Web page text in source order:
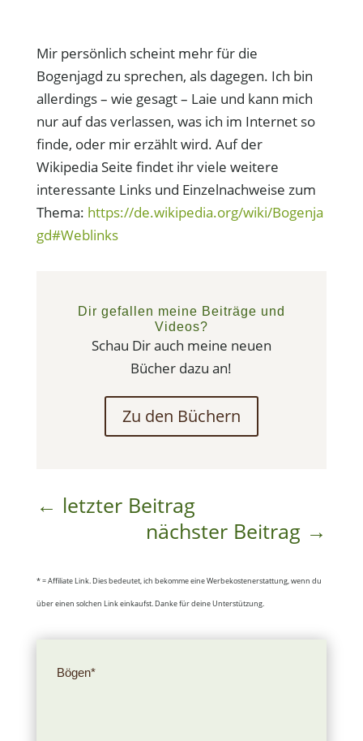
Mir persönlich scheint mehr für die
Bogenjagd zu sprechen, als dagegen. Ich bin
allerdings – wie gesagt – Laie und kann mich
nur auf das verlassen, was ich im Internet so
finde, oder mir erzählt wird. Auf der
Wikipedia Seite findet ihr viele weitere
interessante Links und Einzelnachweise zum
Thema: https://de.wikipedia.org/wiki/Bogenja
gd#Weblinks
Dir gefallen meine Beiträge und
Videos?
Schau Dir auch meine neuen
Bücher dazu an!
Zu den Büchern
← letzter Beitrag
nächster Beitrag →
* = Affiliate Link. Dies bedeutet, ich bekomme eine Werbekostenerstattung, wenn du
über einen solchen Link einkaufst. Danke für deine Unterstützung.
Bögen*